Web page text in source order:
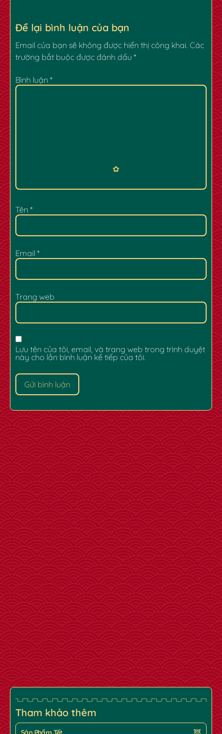
Để lại bình luận của bạn
Email của bạn sẽ không được hiển thị công khai. Các
trường bắt buộc được đánh dấu *
Bình luận *
Tên *
Email *
Trang web
Lưu tên của tôi, email, và trang web trong trình duyệt
này cho lần bình luận kế tiếp của tôi.
Tham khảo thêm